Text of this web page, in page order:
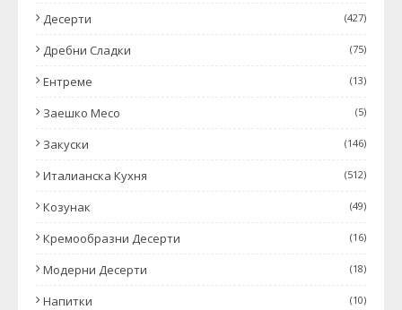
Десерти (427)
Дребни Сладки (75)
Ентреме (13)
Заешко Месо (5)
Закуски (146)
Италианска Кухня (512)
Козунак (49)
Кремообразни Десерти (16)
Модерни Десерти (18)
Напитки (10)